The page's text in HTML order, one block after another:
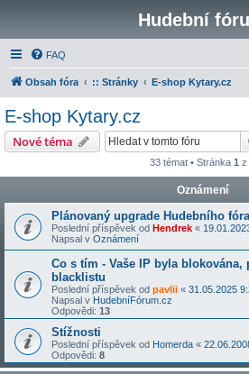
Hudební
FAQ
Obsah fóra :: Stránky E-shop Kytary.cz
E-shop Kytary.cz
Nové téma
33 témat • Stránka 1 z
Oznámení
Plánovaný upgrade Hudebního
Poslední příspěvek od Hendrek «
Napsal v Oznámení
Co s tím - Vaše IP byla blokována,
blacklistu
Poslední příspěvek od pavlii « 31.05.2025
Napsal v HudebníFórum.cz
Odpovědi: 13
Stížnosti
Poslední příspěvek od Homerda «
Odpovědi: 8